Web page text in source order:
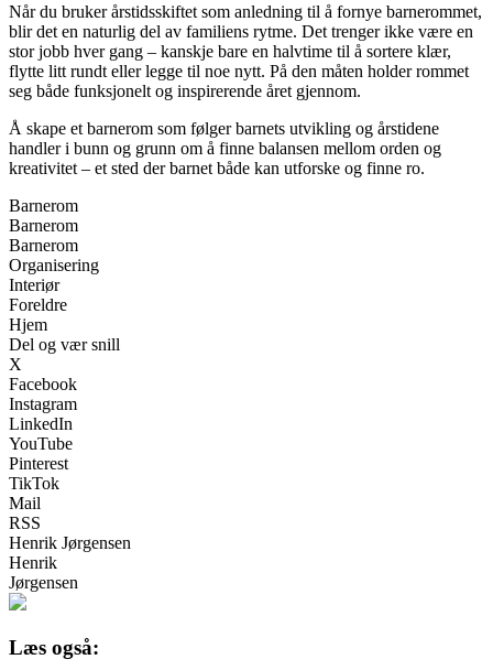
Når du bruker årstidsskiftet som anledning til å fornye barnerommet,
blir det en naturlig del av familiens rytme. Det trenger ikke være en
stor jobb hver gang – kanskje bare en halvtime til å sortere klær,
flytte litt rundt eller legge til noe nytt. På den måten holder rommet
seg både funksjonelt og inspirerende året gjennom.
Å skape et barnerom som følger barnets utvikling og årstidene
handler i bunn og grunn om å finne balansen mellom orden og
kreativitet – et sted der barnet både kan utforske og finne ro.
Barnerom
Barnerom
Barnerom
Organisering
Interiør
Foreldre
Hjem
Del og vær snill
X
Facebook
Instagram
LinkedIn
YouTube
Pinterest
TikTok
Mail
RSS
Henrik Jørgensen
Henrik
Jørgensen
Læs også: